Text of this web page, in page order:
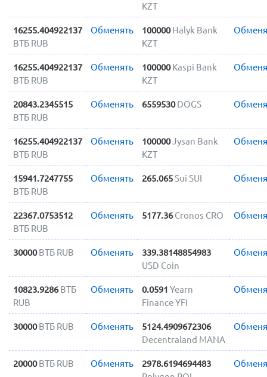
KZT
16255.404922137
ВТБ RUB
Обменять 100000 Halyk Bank
KZT
16255.404922137
ВТБ RUB
Обменять 100000 Kaspi Bank
KZT
20843.2345515
ВТБ RUB
Обменять 6559530 DOGS
16255.404922137
ВТБ RUB
Обменять 100000Jysan Bank
KZT
15941.7247755
ВТБ RUB
Обменять 265.065Sui SUI
22367.0753512
ВТБ RUB
Обменять 5177.36 Cronos CRO
30000 ВТБ RUB Обменять
339.38148854983
USD Coin
10823.9286 ВТБ
RUB
Обменять 0.0591 Yearn
Finance YFI
30000 ВТБ RUB Обменять
5124.4909672306
Decentraland MANA
20000 ВТБ RUB Обменять
2978.6194694483